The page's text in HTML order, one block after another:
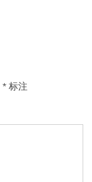
* 标注